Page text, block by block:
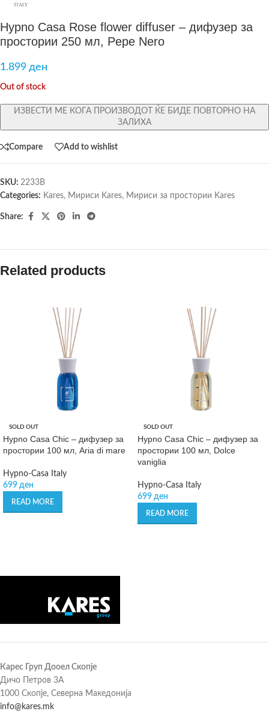
Hypno Casa Rose flower diffuser – дифузер за
простории 250 мл, Pepe Nero
1.899 ден
Out of stock
ИЗВЕСТИ МЕ КОГА ПРОИЗВОДОТ ЌЕ БИДЕ ПОВТОРНО НА
ЗАЛИХА
Compare Add to wishlist
SKU: 2233B
Categories: Kares, Мириси Kares, Мириси за простории Kares
Share:
Related products
SOLD OUT
Hypno Casa Chic – дифузер за
простории 100 мл, Aria di mare
Hypno-Casa Italy
699 ден
READ MORE
SOLD OUT
Hypno Casa Chic – дифузер за
простории 100 мл, Dolce
vaniglia
Hypno-Casa Italy
699 ден
READ MORE
Карес Груп Дооел Скопје
Дичо Петров 3А
1000 Скопје, Северна Македонија
info@kares.mk